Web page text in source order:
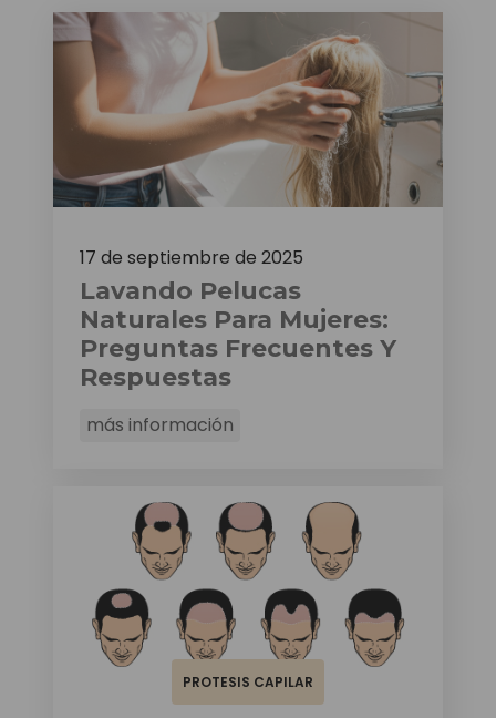
17 de septiembre de 2025
Lavando Pelucas
Naturales Para Mujeres:
Preguntas Frecuentes Y
Respuestas
más información
PROTESIS CAPILAR